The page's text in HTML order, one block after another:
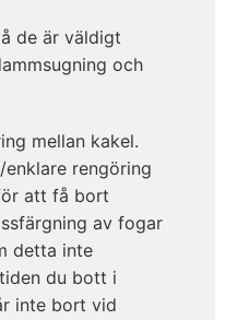
de är väldigt
och
mellan kakel.
rengöring
att få bort
av fogar
detta inte
du bott i
inte bort vid